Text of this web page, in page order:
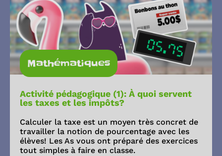
Mathématiques
Activité pédagogique (1): À quoi servent
les taxes et les impôts?
Calculer la taxe est un moyen très concret de
travailler la notion de pourcentage avec les
élèves! Les As vous ont préparé des exercices
tout simples à faire en classe.